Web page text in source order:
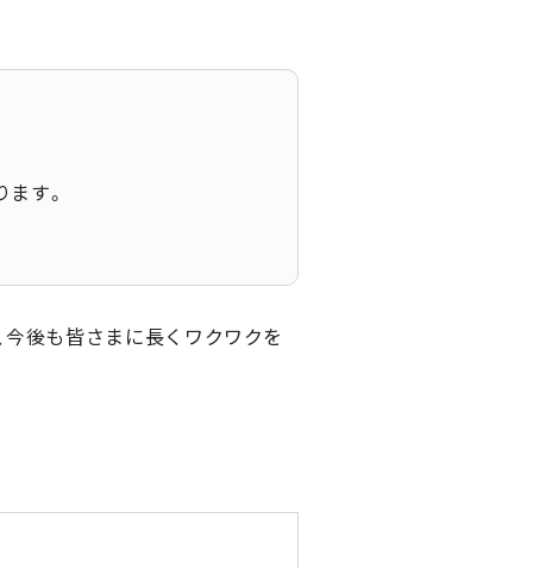
す。
今後も皆さまに長くワクワクを